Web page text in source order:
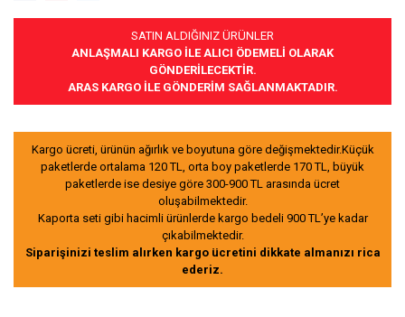
SATIN ALDIĞINIZ ÜRÜNLER
ANLAŞMALI KARGO İLE ALICI ÖDEMELİ OLARAK
GÖNDERİLECEKTİR.
ARAS KARGO İLE GÖNDERİM SAĞLANMAKTADIR.
Kargo ücreti, ürünün ağırlık ve boyutuna göre değişmektedir.Küçük
paketlerde ortalama 120 TL, orta boy paketlerde 170 TL, büyük
paketlerde ise desiye göre 300-900 TL arasında ücret
oluşabilmektedir.
Kaporta seti gibi hacimli ürünlerde kargo bedeli 900 TL’ye kadar
çıkabilmektedir.
Siparişinizi teslim alırken kargo ücretini dikkate almanızı rica
ederiz.